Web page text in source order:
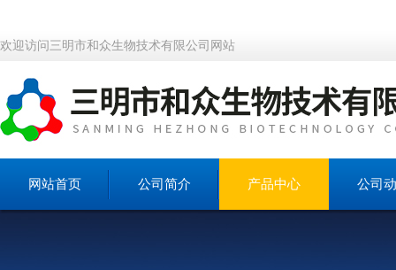
欢迎访问三明市和众生物技术有限公司网站
网站首页 公司简介 产品中心 公司